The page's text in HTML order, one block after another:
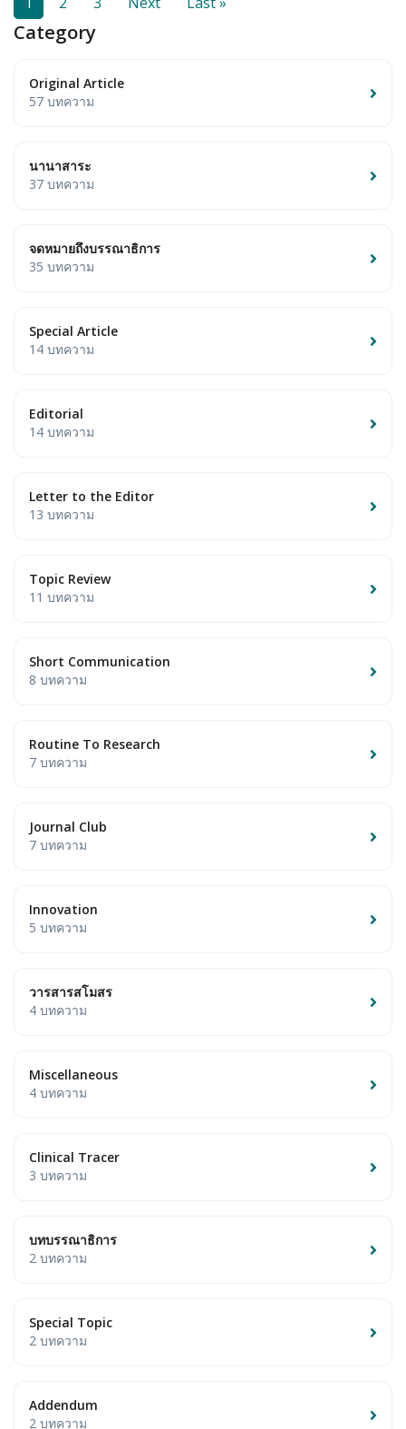
Category
Original Article
57 บทความ
นานาสาระ
37 บทความ
จดหมายถึงบรรณาธิการ
35 บทความ
Special Article
14 บทความ
Editorial
14 บทความ
Letter to the Editor
13 บทความ
Topic Review
11 บทความ
Short Communication
8 บทความ
Routine To Research
7 บทความ
Journal Club
7 บทความ
Innovation
5 บทความ
วารสารสโมสร
4 บทความ
Miscellaneous
4 บทความ
Clinical Tracer
3 บทความ
บทบรรณาธิการ
2 บทความ
Special Topic
2 บทความ
Addendum
2 บทความ